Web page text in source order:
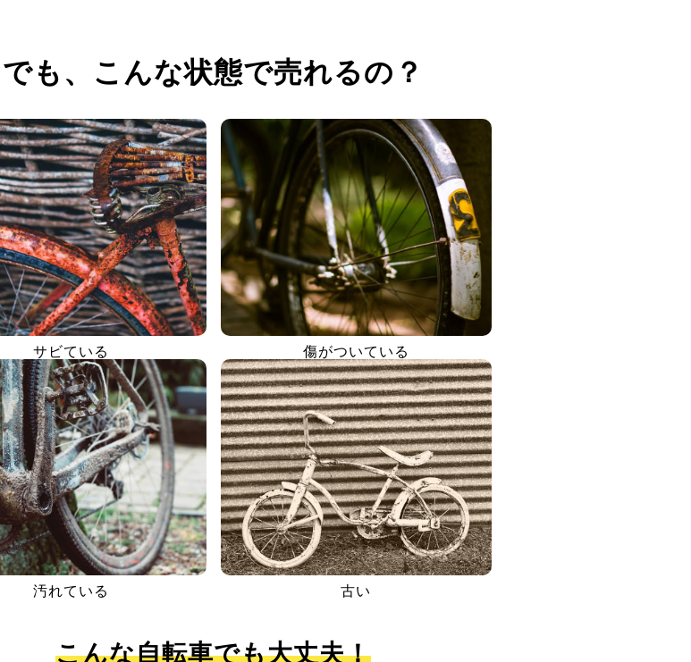
でも、 こんな状態で売れるの？
サビている 傷がついている
汚れている 古い
こんな自転車でも大丈夫！